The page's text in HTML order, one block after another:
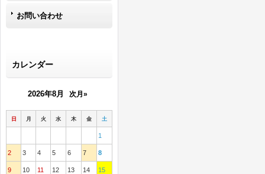
お問い合わせ
カレンダー
2026年8月 次月»
日 月 火 水 木 金 土
1
2 3 4 5 6 7 8
9 10 11 12 13 14 15